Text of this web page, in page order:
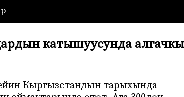
катышуусунда алгачкы
Кыргызстандын тарыхында